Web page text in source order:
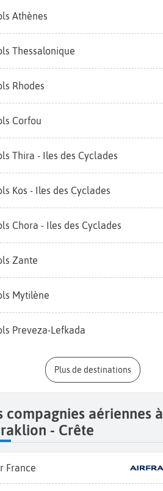
Athènes
Thessalonique
Rhodes
Corfou
Thira - Iles des Cyclades
Kos - Iles des Cyclades
Chora - Iles des Cyclades
Zante
Mytilène
Preveza-Lefkada
Plus de destinations
compagnies aériennes à
- Crête
France